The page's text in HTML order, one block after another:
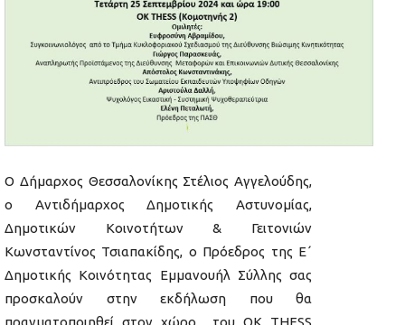
Ο Δήμαρχος Θεσσαλονίκης Στέλιος Αγγελούδης,
ο Αντιδήμαρχος Δημοτικής Αστυνομίας,
Δημοτικών Κοινοτήτων & Γειτονιών
Κωνσταντίνος Τσιαπακίδης, ο Πρόεδρος της Ε΄
Δημοτικής Κοινότητας Εμμανουήλ Σύλλης σας
προσκαλούν στην εκδήλωση που θα
πραγματοποιηθεί στον χώρο του OK THESS